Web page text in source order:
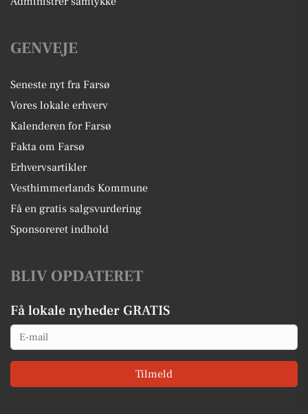
GENVEJE
Seneste nyt fra Farsø
Vores lokale erhverv
Kalenderen for Farsø
Fakta om Farsø
Erhvervsartikler
Vesthimmerlands Kommune
Få en gratis salgsvurdering
Sponsoreret indhold
BLIV OPDATERET
Få lokale nyheder GRATIS
Email
Tilmeld